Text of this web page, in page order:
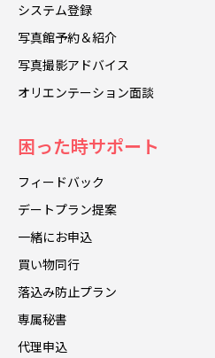
システム登録
写真館予約＆紹介
写真撮影アドバイス
オリエンテーション面談
困った時サポート
フィードバック
デートプラン提案
一緒にお申込
買い物同行
落込み防止プラン
専属秘書
代理申込